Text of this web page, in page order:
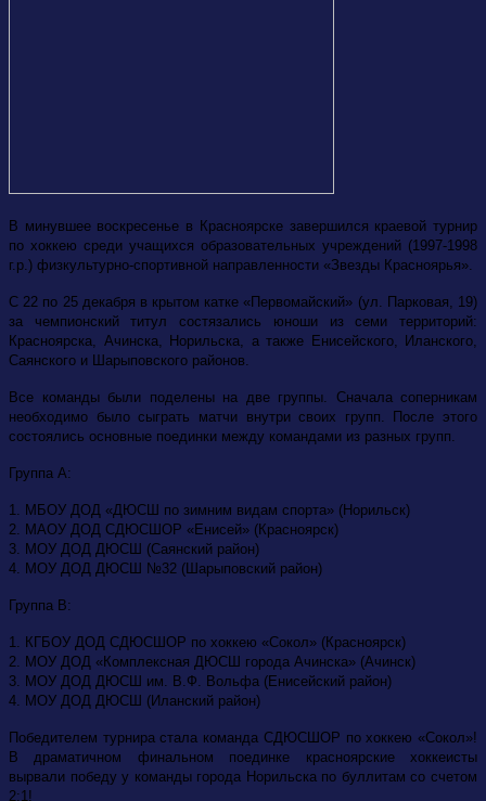
В минувшее воскресенье в Красноярске завершился краевой турнир
по хоккею среди учащихся образовательных учреждений (1997-1998
г.р.) физкультурно-спортивной направленности «Звезды Красноярья».
С 22 по 25 декабря в крытом катке «Первомайский» (ул. Парковая, 19)
за чемпионский титул состязались юноши из семи территорий:
Красноярска, Ачинска, Норильска, а также Енисейского, Иланского,
Саянского и Шарыповского районов.
Все команды были поделены на две группы. Сначала соперникам
необходимо было сыграть матчи внутри своих групп. После этого
состоялись основные поединки между командами из разных групп.
Группа А:
1. МБОУ ДОД «ДЮСШ по зимним видам спорта» (Норильск)
2. МАОУ ДОД СДЮСШОР «Енисей» (Красноярск)
3. МОУ ДОД ДЮСШ (Саянский район)
4. МОУ ДОД ДЮСШ №32 (Шарыповский район)
Группа В:
1. КГБОУ ДОД СДЮСШОР по хоккею «Сокол» (Красноярск)
2. МОУ ДОД «Комплексная ДЮСШ города Ачинска» (Ачинск)
3. МОУ ДОД ДЮСШ им. В.Ф. Вольфа (Енисейский район)
4. МОУ ДОД ДЮСШ (Иланский район)
Победителем турнира стала команда СДЮСШОР по хоккею «Сокол»!
В драматичном финальном поединке красноярские хоккеисты
вырвали победу у команды города Норильска по буллитам со счетом
2:1!